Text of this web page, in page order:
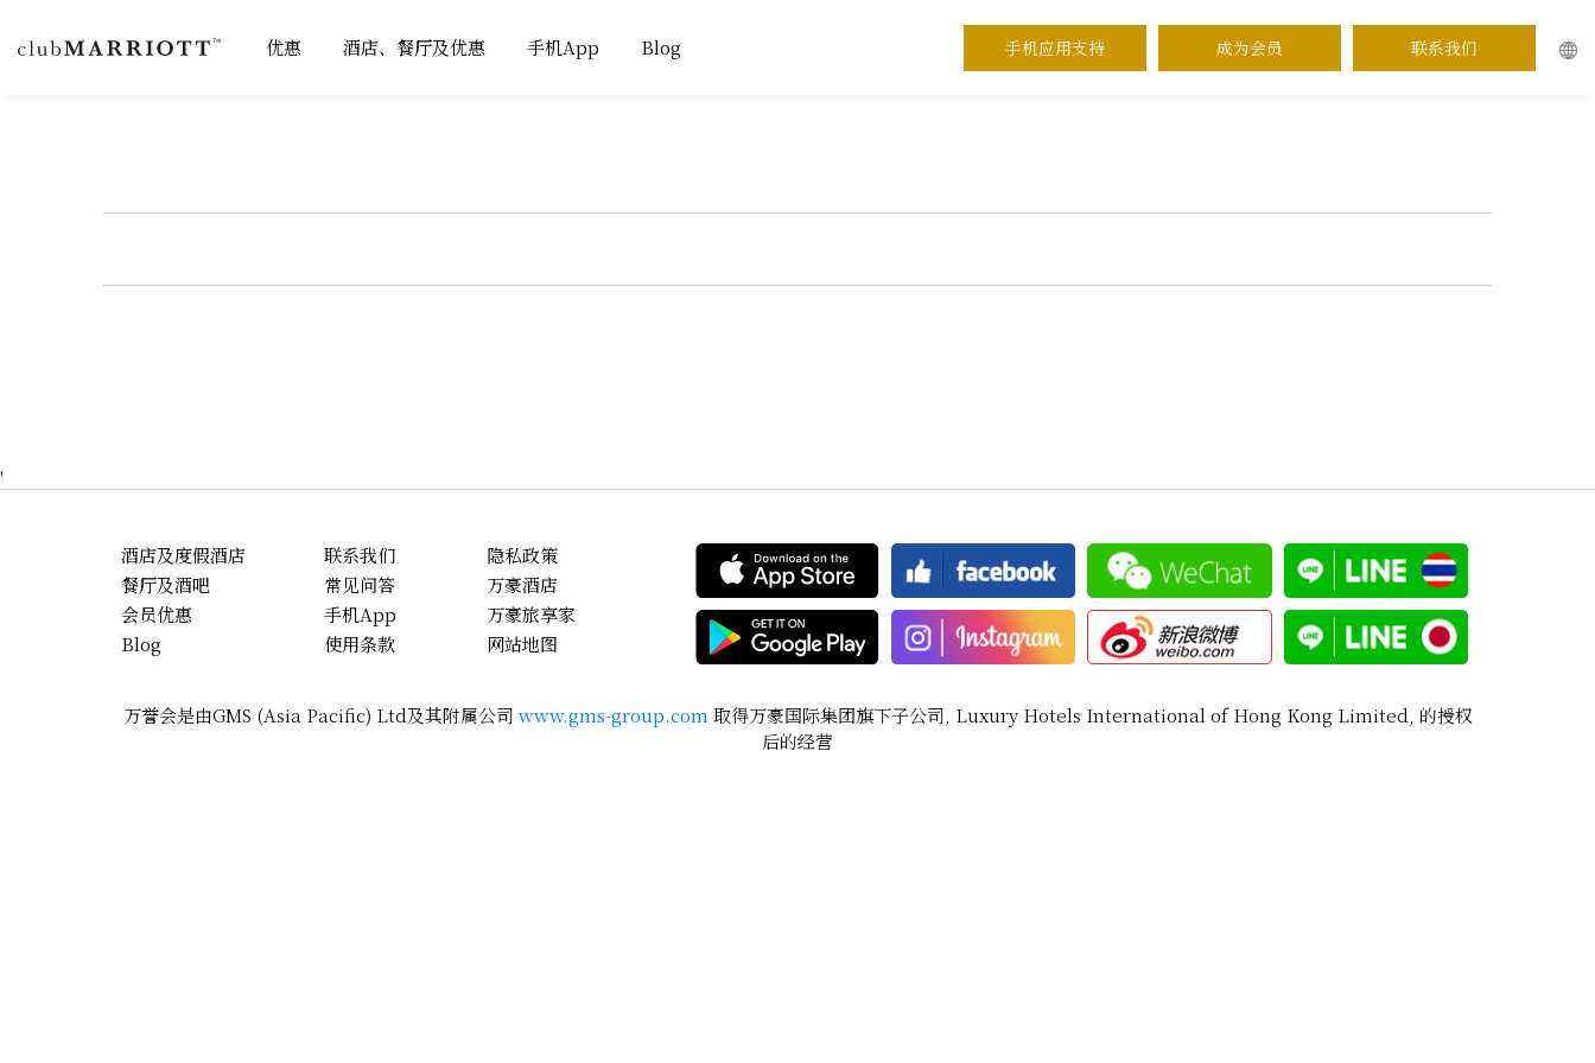
优惠 酒店、餐厅及优惠 手机App Blog 手机应用支持 成为会员 联系我们
'
酒店及度假酒店
餐厅及酒吧
会员优惠
Blog
联系我们
常见问答
手机App
使用条款
隐私政策
万豪酒店
万豪旅享家
网站地图
万誉会是由GMS (Asia Pacific) Ltd及其附属公司 www.gms-group.com 取得万豪国际集团旗下子公司, Luxury Hotels International of Hong Kong Limited, 的授权
后的经营